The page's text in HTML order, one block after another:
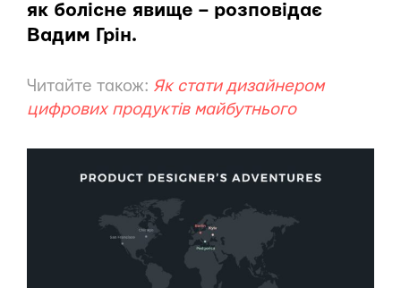
як болісне явище – розповідає
Вадим Грін.
Читайте також: Як стати дизайнером
цифрових продуктів майбутнього